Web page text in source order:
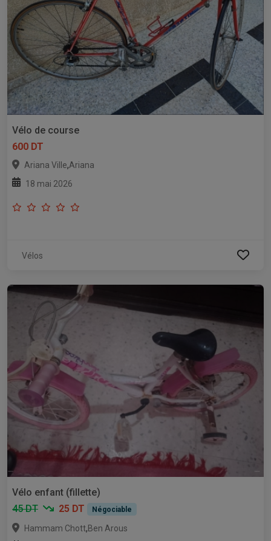
Vélo de course
600 DT
Ariana Ville,Ariana
18 mai 2026
Vélos
Vélo enfant (fillette)
45 DT
25 DT Négociable
Hammam Chott,Ben Arous